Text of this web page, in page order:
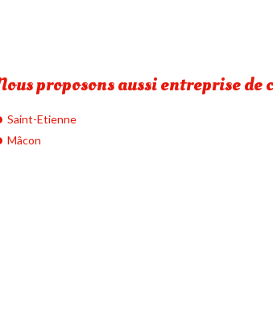
proposons aussi entreprise
Saint-Etienne
Mâcon